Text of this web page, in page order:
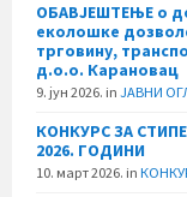
ОБАВЈЕШТЕЊЕ о
еколошке
трговину,
д.о.о. Карановац
9. јун 2026. in ЈАВНИ
КОНКУРС ЗА
2026. ГОДИНИ
10. март 2026. in